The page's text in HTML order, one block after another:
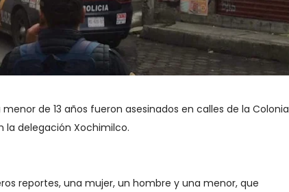
de 13 años fueron asesinados en calles de la Colonia
la delegación Xochimilco.
reportes, una mujer, un hombre y una menor, que